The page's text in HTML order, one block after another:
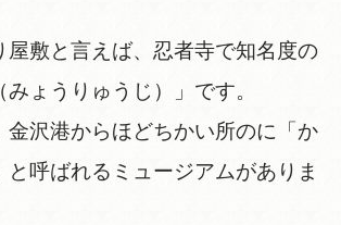
屋敷と言えば、忍者寺で知名度の
ょうりゅうじ）」です。
金沢港からほどちかい所のに「か
と呼ばれるミュージアムがありま